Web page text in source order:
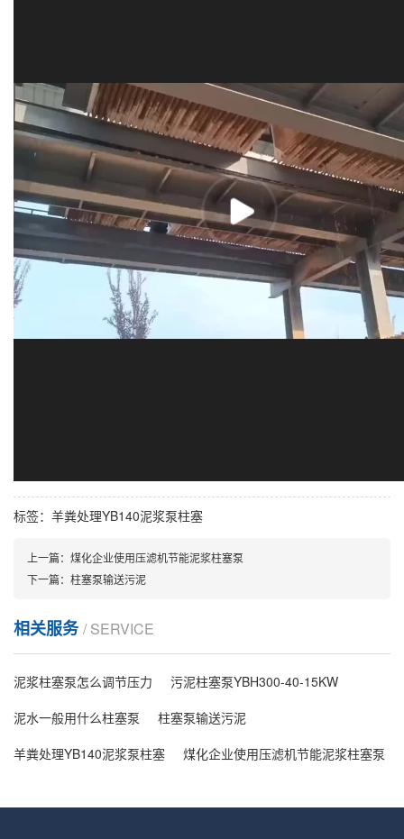
标签：羊粪处理YB140泥浆泵柱塞
上一篇： 煤化企业使用压滤机节能泥浆柱塞泵
下一篇： 柱塞泵输送污泥
相关服务/ SERVICE
泥浆柱塞泵怎么调节压力
污泥柱塞泵YBH300-40-15KW
泥水一般用什么柱塞泵
柱塞泵输送污泥
羊粪处理YB140泥浆泵柱塞
煤化企业使用压滤机节能泥浆柱塞泵